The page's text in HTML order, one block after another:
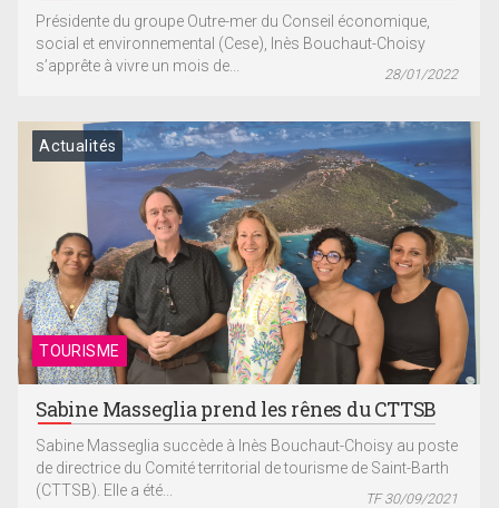
Présidente du groupe Outre-mer du Conseil économique,
social et environnemental (Cese), Inès Bouchaut-Choisy
s’apprête à vivre un mois de...
28/01/2022
TOURISME
Actualités
Sabine Masseglia prend les rênes du CTTSB
Sabine Masseglia succède à Inès Bouchaut-Choisy au poste
de directrice du Comité territorial de tourisme de Saint-Barth
(CTTSB). Elle a été...
TF 30/09/2021